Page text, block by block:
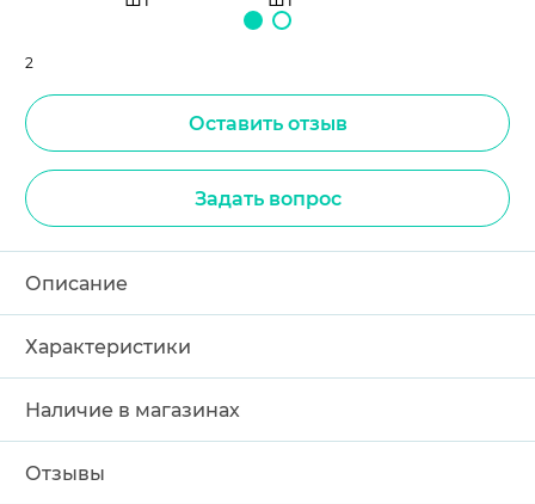
2
Оставить отзыв
Задать вопрос
Описание
Характеристики
Наличие в магазинах
Отзывы